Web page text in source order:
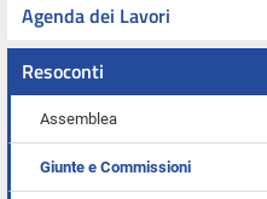
Agenda dei Lavori
Resoconti
Assemblea
Giunte e Commissioni